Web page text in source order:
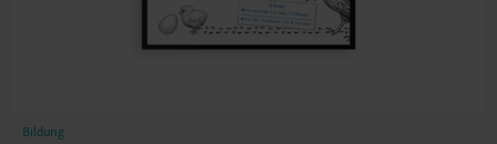
Bildung